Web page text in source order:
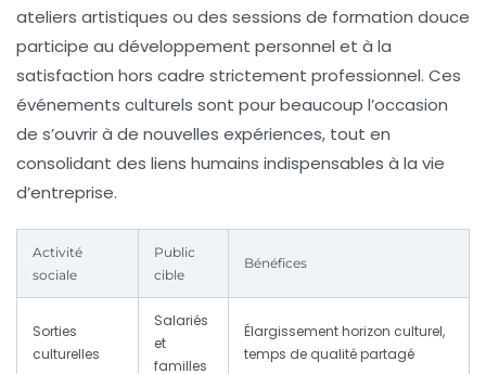
ateliers artistiques ou des sessions de formation douce
participe au développement personnel et à la
satisfaction hors cadre strictement professionnel. Ces
événements culturels sont pour beaucoup l’occasion
de s’ouvrir à de nouvelles expériences, tout en
consolidant des liens humains indispensables à la vie
d’entreprise.
Activité
sociale
Public
cible
Bénéfices
Sorties
culturelles
Salariés
et
familles
Élargissement horizon culturel,
temps de qualité partagé